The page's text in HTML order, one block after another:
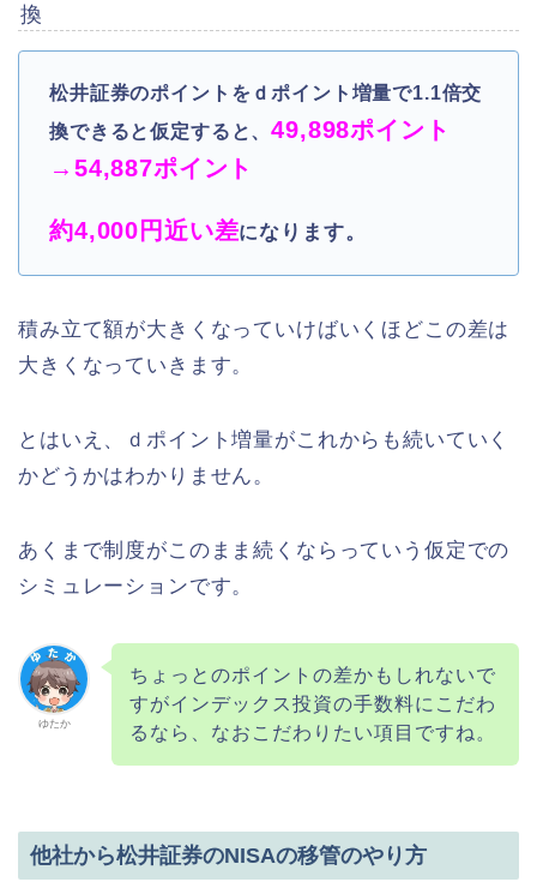
換
松井証券のポイントをｄポイント増量で1.1倍交
換できると仮定すると、49,898ポイント
→ 54,887ポイント
約4,000円近い差になります。
積み立て額が大きくなっていけばいくほどこの差は
大きくなっていきます。
とはいえ、ｄポイント増量がこれからも続いていく
かどうかはわかりません。
あくまで制度がこのまま続くならっていう仮定での
シミュレーションです。
ゆたか
ちょっとのポイントの差かもしれないで
すがインデックス投資の手数料にこだわ
るなら、なおこだわりたい項目ですね。
他社から松井証券のNISAの移管のやり方